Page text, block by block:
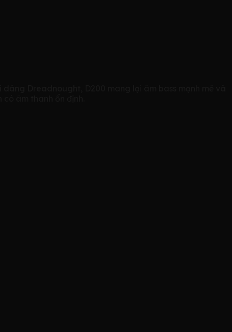
Dreadnought, D200 mang lại âm bass mạnh mẽ và
âm thanh ổn định.